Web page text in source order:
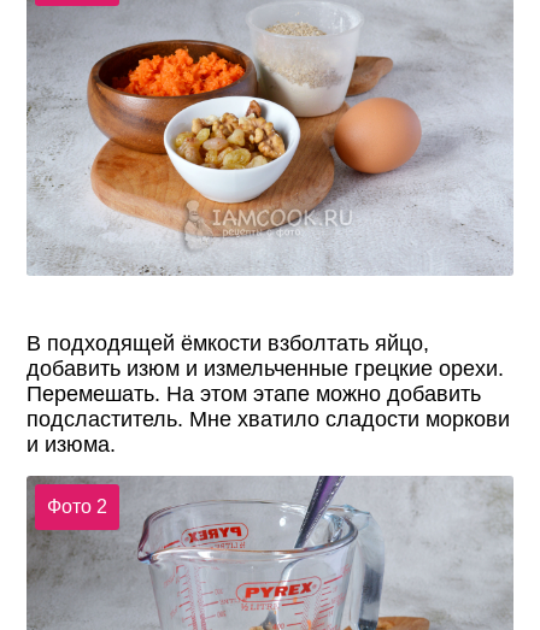
В подходящей ёмкости взболтать яйцо,
добавить изюм и измельченные грецкие орехи.
Перемешать. На этом этапе можно добавить
подсластитель. Мне хватило сладости моркови
и изюма.
Фото 2